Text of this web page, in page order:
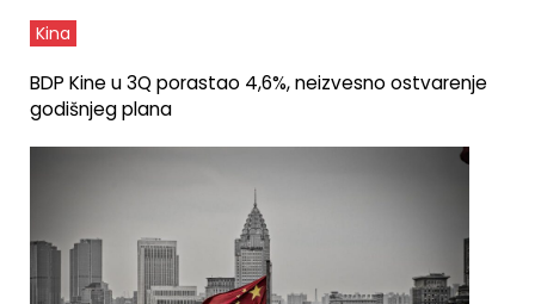
Kina
BDP Kine u 3Q porastao 4,6%, neizvesno ostvarenje
godišnjeg plana